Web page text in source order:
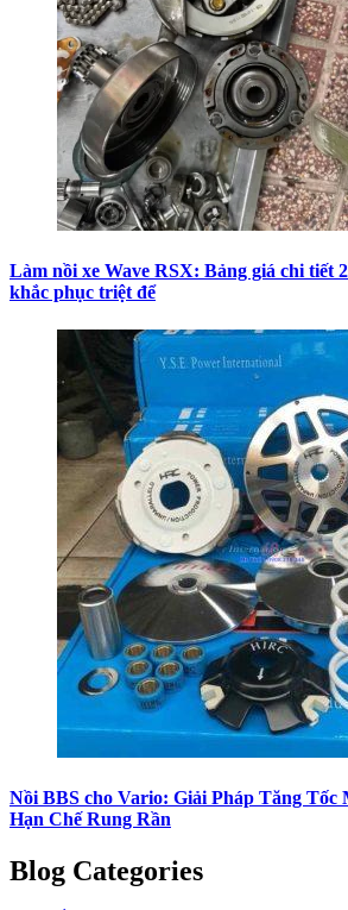
Làm nồi xe Wave RSX: Bảng giá chi tiết
khắc phục triệt để
Nồi BBS cho Vario: Giải Pháp Tăng Tốc
Hạn Chế Rung Rần
Blog Categories